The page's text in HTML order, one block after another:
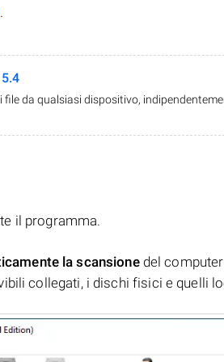
.
file da qualsiasi dispositivo,
il programma.
la scansionedel
collegati, i dischi fisici e quelli